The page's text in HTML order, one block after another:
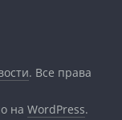
. Все права
наWordPress.